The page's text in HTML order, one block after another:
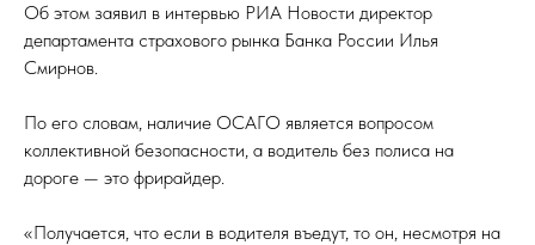
Об этом заявил в интервью РИА Новости директор
департамента страхового рынка Банка России Илья
Смирнов.
По его словам, наличие ОСАГО является вопросом
коллективной безопасности, а водитель без полиса на
дороге — это фрирайдер.
«Получается, что если в водителя въедут, то он, несмотря на